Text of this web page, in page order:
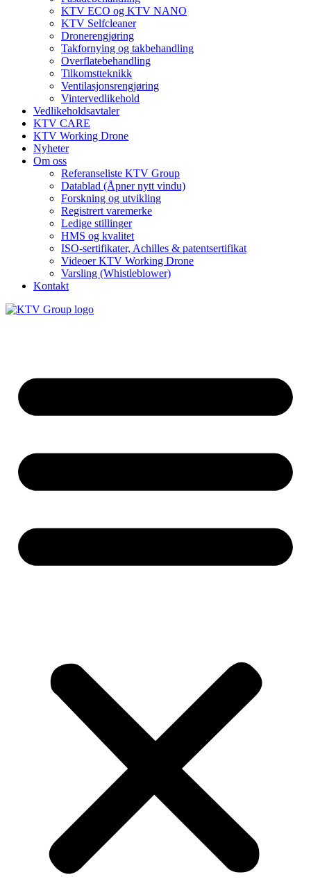
KTV ECO og KTV NANO
KTV Selfcleaner
Dronerengjøring
Takfornying og takbehandling
Overflatebehandling
Tilkomstteknikk
Ventilasjonsrengjøring
Vintervedlikehold
Vedlikeholdsavtaler
KTV CARE
KTV Working Drone
Nyheter
Om oss
Referanseliste KTV Group
Datablad (Åpner nytt vindu)
Forskning og utvikling
Registrert varemerke
Ledige stillinger
HMS og kvalitet
ISO-sertifikater, Achilles & patentsertifikat
Videoer KTV Working Drone
Varsling (Whistleblower)
Kontakt